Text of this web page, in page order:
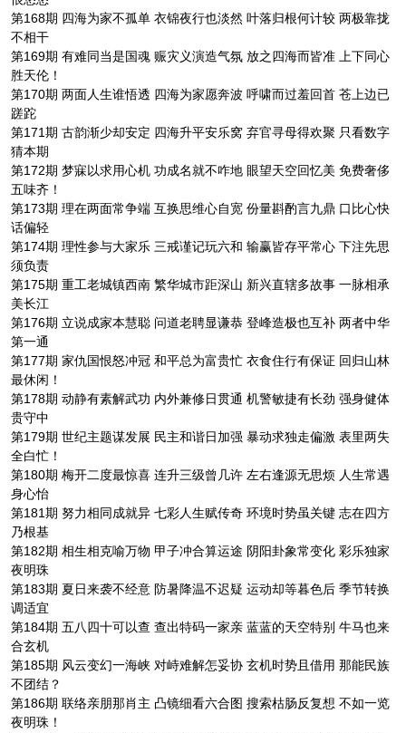
第168期 四海为家不孤单 衣锦夜行也淡然 叶落归根何计较 两极靠拢
不相干
第169期 有难同当是国魂 赈灾义演造气氛 放之四海而皆准 上下同心
胜天伦！
第170期 两面人生谁悟透 四海为家愿奔波 呼啸而过羞回首 苍上边已
蹉跎
第171期 古韵渐少却安定 四海升平安乐窝 弃官寻母得欢聚 只看数字
猜本期
第172期 梦寐以求用心机 功成名就不咋地 眼望天空回忆美 免费奢侈
五味齐！
第173期 理在两面常争端 互换思维心自宽 份量斟酌言九鼎 口比心快
话偏轻
第174期 理性参与大家乐 三戒谨记玩六和 输赢皆存平常心 下注先思
须负责
第175期 重工老城镇西南 繁华城市距深山 新兴直辖多故事 一脉相承
美长江
第176期 立说成家本慧聪 问道老聘显谦恭 登峰造极也互补 两者中华
第一通
第177期 家仇国恨怒冲冠 和平总为富贵忙 衣食住行有保证 回归山林
最休闲！
第178期 动静有素解武功 内外兼修日贯通 机警敏捷有长劲 强身健体
贵守中
第179期 世纪主题谋发展 民主和谐日加强 暴动求独走偏激 表里两失
全白忙！
第180期 梅开二度最惊喜 连升三级曾几许 左右逢源无思烦 人生常遇
身心怡
第181期 努力相同成就异 七彩人生赋传奇 环境时势虽关键 志在四方
乃根基
第182期 相生相克喻万物 甲子冲合算运途 阴阳卦象常变化 彩乐独家
夜明珠
第183期 夏日来袭不经意 防暑降温不迟疑 运动却等暮色后 季节转换
调适宜
第184期 五八四十可以查 查出特码一家亲 蓝蓝的天空特别 牛马也来
合玄机
第185期 风云变幻一海峡 对峙难解怎妥协 玄机时势且借用 那能民族
不团结？
第186期 联络亲朋那肖主 凸镜细看六合图 搜索枯肠反复想 不如一览
夜明珠！